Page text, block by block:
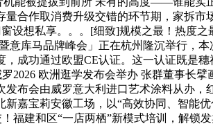
量合作取消费升级交错的环节期，家拆
设想私享。。。[细致]规模之最！热度之
库马品牌峰会」正在杭州隆沉举行，
成功通过欧盟CE认证。这一认证既是
2026 欧洲逛学发布会举办 张群董事长
发布会由威罗意大利进口艺术涂料从办
嘉宝莉安徽工场，以“高效协同、智能
福建和区“一店两栖”新模式培训，解锁